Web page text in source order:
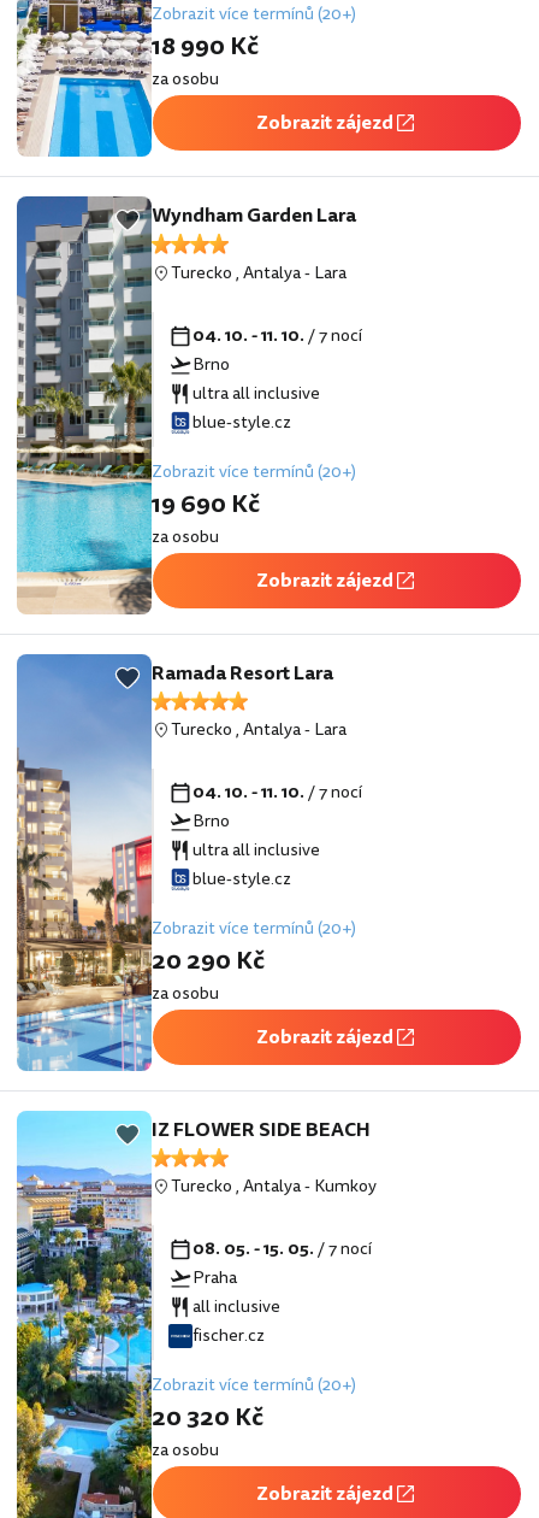
Zobrazit více termínů (20+)
18 990 Kč
za osobu
Zobrazit zájezd
Wyndham Garden Lara
Turecko,Antalya-Lara
04. 10. - 11. 10./ 7 nocí
Brno
ultra all inclusive
blue-style.cz
Zobrazit více termínů (20+)
19 690 Kč
za osobu
Zobrazit zájezd
Ramada Resort Lara
Turecko,Antalya-Lara
04. 10. - 11. 10./ 7 nocí
Brno
ultra all inclusive
blue-style.cz
Zobrazit více termínů (20+)
20 290 Kč
za osobu
Zobrazit zájezd
IZ FLOWER SIDE BEACH
Turecko,Antalya-Kumkoy
08. 05. - 15. 05./ 7 nocí
Praha
all inclusive
fischer.cz
Zobrazit více termínů (20+)
20 320 Kč
za osobu
Zobrazit zájezd